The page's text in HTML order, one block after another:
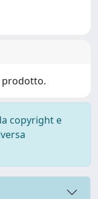
prodotto.
copyright e